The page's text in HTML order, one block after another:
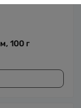
100 г